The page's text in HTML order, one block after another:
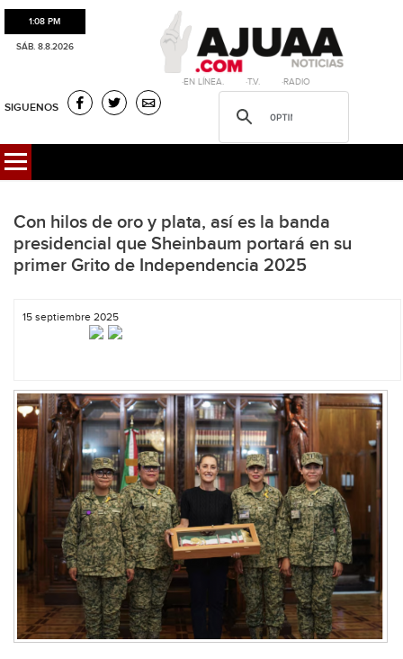
1:08 PM
SÁB. 8.8.2026
·EN LÍNEA. ·T.V. ·RADIO
SIGUENOS
Con hilos de oro y plata, así es la banda
presidencial que Sheinbaum portará en su
primer Grito de Independencia 2025
15 septiembre 2025